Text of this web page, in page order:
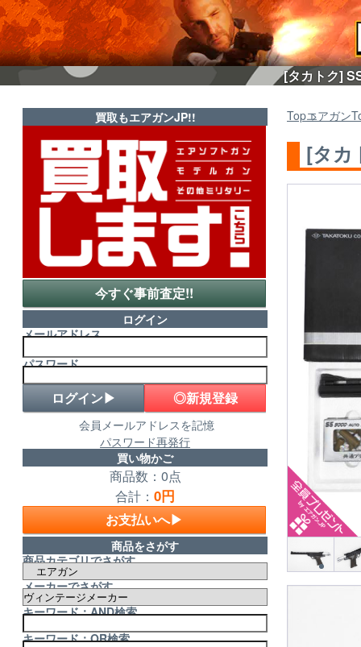
[タカトク]
Topエアガン
[タカ
買取もエアガンJP!!
今すぐ事前査定!!
ログイン
メールアドレス
パスワード
◎新規登録
会員メールアドレスを記憶
パスワード再発行
買い物かご
商品数：0点
合計： 0円
お支払いへ▶
商品をさがす
商品カテゴリでさがす
メーカーでさがす
キーワード：AND検索
キーワード：OR検索